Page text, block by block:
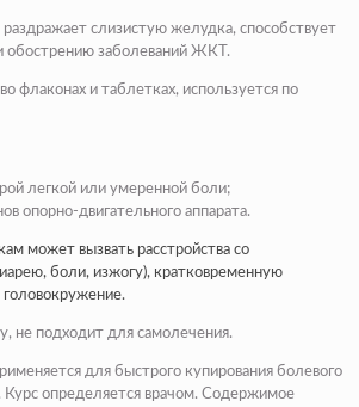
слизистую желудка, способствует
обострению заболеваний ЖКТ.
флаконах и таблетках, используется по
легкой или умеренной боли;
опорно-двигательного аппарата.
может вызвать расстройства со
боли, изжогу), кратковременную
не подходит для самолечения.
для быстрого купирования болевого
Курс определяется врачом. Содержимое